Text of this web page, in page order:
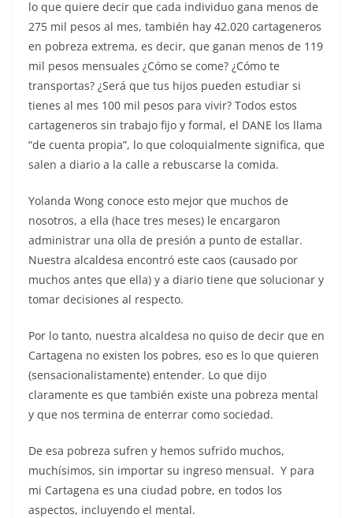
lo que quiere decir que cada individuo gana menos de
275 mil pesos al mes, también hay 42.020 cartageneros
en pobreza extrema, es decir, que ganan menos de 119
mil pesos mensuales ¿Cómo se come? ¿Cómo te
transportas? ¿Será que tus hijos pueden estudiar si
tienes al mes 100 mil pesos para vivir? Todos estos
cartageneros sin trabajo fijo y formal, el DANE los llama
“de cuenta propia”, lo que coloquialmente significa, que
salen a diario a la calle a rebuscarse la comida.
Yolanda Wong conoce esto mejor que muchos de
nosotros, a ella (hace tres meses) le encargaron
administrar una olla de presión a punto de estallar.
Nuestra alcaldesa encontró este caos (causado por
muchos antes que ella) y a diario tiene que solucionar y
tomar decisiones al respecto.
Por lo tanto, nuestra alcaldesa no quiso de decir que en
Cartagena no existen los pobres, eso es lo que quieren
(sensacionalistamente) entender. Lo que dijo
claramente es que también existe una pobreza mental
y que nos termina de enterrar como sociedad.
De esa pobreza sufren y hemos sufrido muchos,
muchísimos, sin importar su ingreso mensual. Y para
mi Cartagena es una ciudad pobre, en todos los
aspectos, incluyendo el mental.